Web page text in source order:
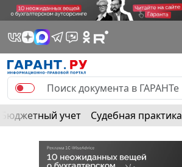
Бюджетный учет Судебная практика